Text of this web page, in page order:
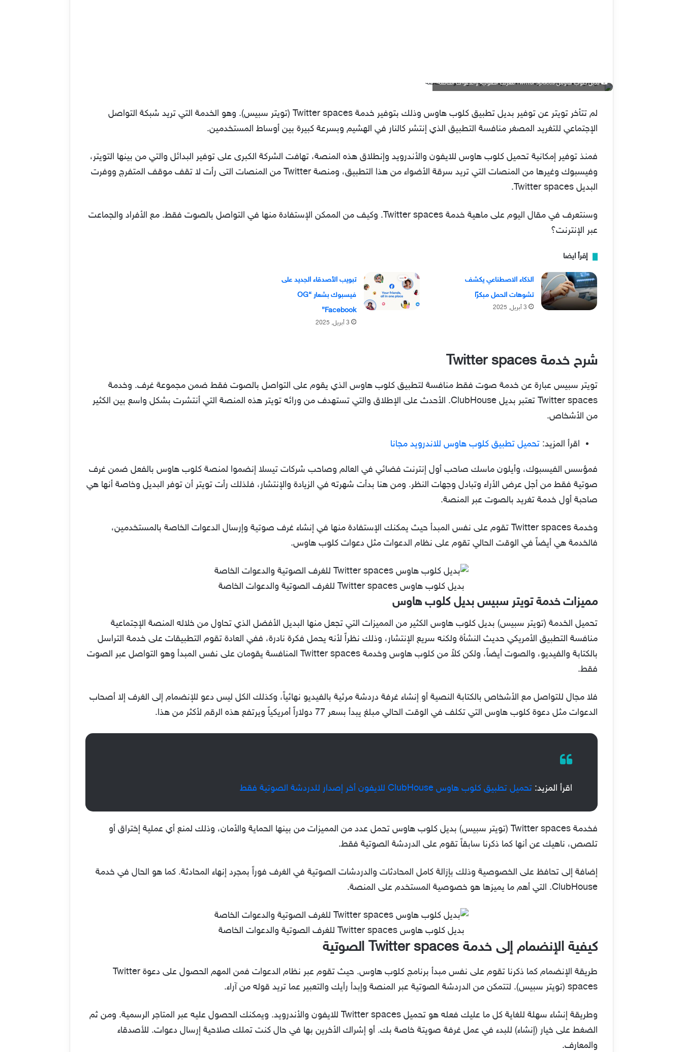
بديل كلوب هاوس Twitter spaces للغرف الصوتية والدعوات الخاصة
لم تتأخر تويتر عن توفير بديل تطبيق كلوب هاوس وذلك بتوفير خدمة Twitter spaces (تويتر سبيس). وهو الخدمة التي تريد شبكة التواصل
الإجتماعي للتغريد المصغر منافسة التطبيق الذي إنتشر كالنار في الهشيم وبسرعة كبيرة بين أوساط المستخدمين.
فمنذ توفير إمكانية تحميل كلوب هاوس للايفون والأندرويد وإنطلاق هذه المنصة، تهافت الشركة الكبرى على توفير البدائل والتي من بينها التويتر،
وفيسبوك وغيرها من المنصات التي تريد سرقة الأضواء من هذا التطبيق، ومنصة Twitter من المنصات التى رأت لا تقف موقف المتفرج ووفرت
البديل Twitter spaces.
وسنتعرف في مقال اليوم على ماهية خدمة Twitter spaces. وكيف من الممكن الإستفادة منها في التواصل بالصوت فقط. مع الأفراد والجماعت
عبر الإنترنت؟
إقرأ ايضا
الذكاء الاصطناعي يكشف
تشوهات الحمل مبكرًا
3 أبريل, 2025
تبويب الأصدقاء الجديد على
فيسبوك بشعار “OG
Facebook”
3 أبريل, 2025
شرح خدمة Twitter spaces
تويتر سبيس عبارة عن خدمة صوت فقط منافسة لتطبيق كلوب هاوس الذي يقوم على التواصل بالصوت فقط ضمن مجموعة غرف. وخدمة
Twitter spaces تعتبر بديل ClubHouse. الأحدث على الإطلاق والتي تستهدف من ورائه تويتر هذه المنصة التي أنتشرت بشكل واسع بين الكثير
من الأشخاص.
اقرأ المزيد: تحميل تطبيق كلوب هاوس للاندرويد مجانا
فمؤسس الفيسبوك، وأيلون ماسك صاحب أول إنترنت فضائي في العالم وصاحب شركات تيسلا إنضموا لمنصة كلوب هاوس بالفعل ضمن غرف
صوتية فقط من أجل عرض الأراء وتبادل وجهات النظر. ومن هنا بدأت شهرته في الزيادة والإنتشار، فلذلك رأت تويتر أن توفر البديل وخاصة أنها هي
صاحبة أول خدمة تغريد بالصوت عبر المنصة.
وخدمة Twitter spaces تقوم على نفس المبدأ حيث يمكنك الإستفادة منها في إنشاء غرف صوتية وإرسال الدعوات الخاصة بالمستخدمين،
فالخدمة هي أيضاً في الوقت الحالي تقوم على نظام الدعوات مثل دعوات كلوب هاوس.
بديل كلوب هاوس Twitter spaces للغرف الصوتية والدعوات الخاصة
مميزات خدمة تويتر سبيس بديل كلوب هاوس
تحميل الخدمة (تويتر سبيس) بديل كلوب هاوس الكثير من المميزات التي تجعل منها البديل الأفضل الذي تحاول من خلاله المنصة الإجتماعية
منافسة التطبيق الأمريكي حديث النشأة ولكنه سريع الإنتشار، وذلك نظراً لأنه يحمل فكرة نادرة، ففي العادة تقوم التطبيقات على خدمة التراسل
بالكتابة والفيديو، والصوت أيضاً، ولكن كلاً من كلوب هاوس وخدمة Twitter spaces المنافسة يقومان على نفس المبدأ وهو التواصل عبر الصوت
فقط.
فلا مجال للتواصل مع الأشخاص بالكتابة النصية أو إنشاء غرفة دردشة مرئية بالفيديو نهائياً، وكذلك الكل ليس دعو للإنضمام إلى الغرف إلا أصحاب
الدعوات مثل دعوة كلوب هاوس التي تكلف في الوقت الحالي مبلغ يبدأ بسعر 77 دولاراً أمريكياً ويرتفع هذه الرقم لأكثر من هذا.
اقرأ المزيد: تحميل تطبيق كلوب هاوس ClubHouse للايفون أخر إصدار للدردشة الصوتية فقط
فخدمة Twitter spaces (تويتر سبيس) بديل كلوب هاوس تحمل عدد من المميزات من بينها الحماية والأمان، وذلك لمنع أي عملية إختراق أو
تلصص، ناهيك عن أنها كما ذكرنا سابقاً تقوم على الدردشة الصوتية فقط.
إضافة إلى تحافظ على الخصوصية وذلك بإزالة كامل المحادثات والدردشات الصوتية في الغرف فوراً بمجرد إنهاء المحادثة. كما هو الحال في خدمة
ClubHouse. التي أهم ما يميزها هو خصوصية المستخدم على المنصة.
بديل كلوب هاوس Twitter spaces للغرف الصوتية والدعوات الخاصة
كيفية الإنضمام إلى خدمة Twitter spaces الصوتية
طريقة الإنضمام كما ذكرنا تقوم على نفس مبدأ برنامج كلوب هاوس. حيث تقوم عبر نظام الدعوات فمن المهم الحصول على دعوة Twitter
spaces (تويتر سبيس). لتتمكن من الدردشة الصوتية عبر المنصة وإبدأ رأيك والتعبير عما تريد قوله من آراء.
وطريقة إنشاء سهلة للغاية كل ما عليك فعله هو تحميل Twitter spaces للايفون والأندرويد. ويمكنك الحصول عليه عبر المتاجر الرسمية. ومن ثم
الضغط على خيار (إنشاء) للبدء في عمل غرفة صويتة خاصة بك. أو إشراك الأخرين بها في حال كنت تملك صلاحية إرسال دعوات. للأصدقاء
والمعارف.